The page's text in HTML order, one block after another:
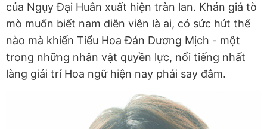
của Ngụy Đại Huân xuất hiện tràn lan. Khán giả tò
mò muốn biết nam diễn viên là ai, có sức hút thế
nào mà khiến Tiểu Hoa Đán Dương Mịch - một
trong những nhân vật quyền lực, nổi tiếng nhất
làng giải trí Hoa ngữ hiện nay phải say đắm.